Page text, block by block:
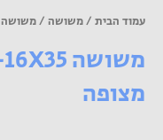
16X35
מצופה
עמוד הבית /משושה / משושה UNC 3/8-16X35 פלדה מצופה
מצופה